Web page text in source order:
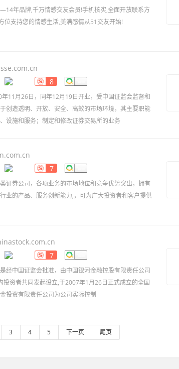
年品牌,千万情感交友会员!手机核实,全面开放联系方
位支持您的情感生活,美满感情从51交友开始!
8
11月26日，同年12月19日开业，受中国证监会监督和
创造透明、开放、安全、高效的市场环境，其主要职能
设施和服务；制定和修改证券交易所的业务
7
证券公司，各项业务的市场地位和竞争优势突出，拥有
业的产品、服务创新能力,，可为广大投资者和客户提供
7
经中国证监会批准，由中国银河金融控股有限责任公司
投资者共同发起设立,于2007年1月26日正式成立的全国
投资有限责任公司为公司实际控制
3 4 5 下一页 尾页